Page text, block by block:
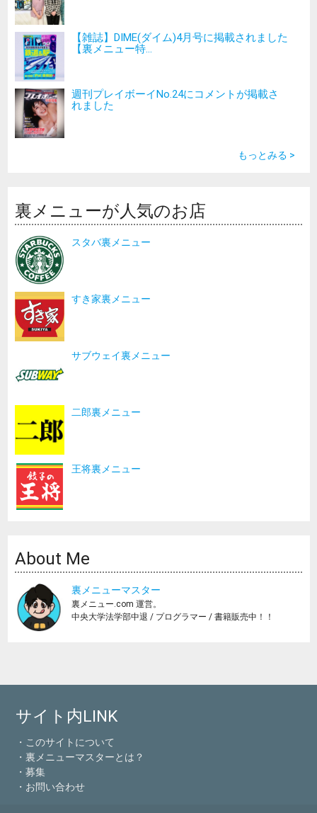
【雑誌】DIME(ダイム)4月号に掲載されました
【裏メニュー特...
週刊プレイボーイNo.24にコメントが掲載さ
れました
もっとみる >
裏メニューが人気のお店
スタバ裏メニュー
すき家裏メニュー
サブウェイ裏メニュー
二郎裏メニュー
王将裏メニュー
About Me
裏メニューマスター
裏メニュー.com 運営。
中央大学法学部中退 / プログラマー / 書籍販売中！！
サイト内LINK
・このサイトについて
・裏メニューマスターとは？
・募集
・お問い合わせ